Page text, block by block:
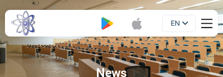
EN
UA
News